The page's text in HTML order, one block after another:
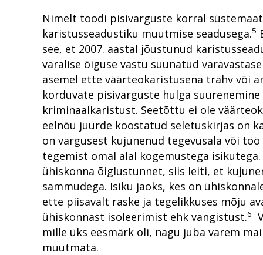
Nimelt toodi pisivarguste korral
karistusseadustiku muutmise seadusega.5
see, et 2007. aastal jõustunud
varalise õiguse vastu suunatud
asemel ette väärteokaristusena trahv või
korduvate pisivarguste hulga
kriminaalkaristust. Seetõttu ei ole
eelnõu juurde koostatud seletuskirjas on
on vargusest kujunenud tegevusala või
tegemist omal alal kogemustega
ühiskonna õiglustunnet, siis leiti, et
sammudega. Isiku jaoks, kes on
ette piisavalt raske ja tegelikkuses mõju
ühiskonnast isoleerimist ehk vangistust.6
mille üks eesmärk oli, nagu juba varem
muutmata.